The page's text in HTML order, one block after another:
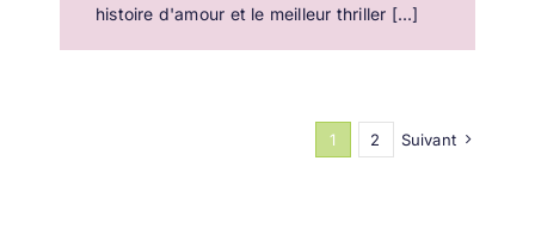
histoire d'amour et le meilleur thriller [...]
1 2 Suivant